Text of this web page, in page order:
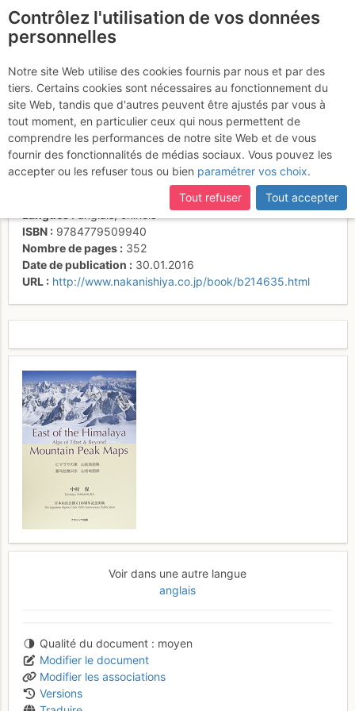
喜马拉雅以东 山岳地
图册
Activités
Auteur
photos-art
ISBN
9784779509940
Nombre de pages
352
Date de publication
30.01.2016
URL
http://www.nakanishiya.co.jp/book/b214635.html
Voir dans une autre langue
anglais
Qualité du document
moyen
Modifier le document
Modifier les associations
Versions
Contrôlez l'utilisation de vos données
personnelles
Notre site Web utilise des cookies fournis par nous et par des
tiers. Certains cookies sont nécessaires au fonctionnement du
site Web, tandis que d'autres peuvent être ajustés par vous à
tout moment, en particulier ceux qui nous permettent de
comprendre les performances de notre site Web et de vous
fournir des fonctionnalités de médias sociaux. Vous pouvez les
accepter ou les refuser tous ou bien paramétrer vos choix.
Tout refuser
Tout accepter